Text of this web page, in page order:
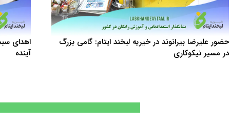
حضور علیرضا بیرانوند در خیریه لبخند ایتام: گامی بزرگ
در مسیر نیکوکاری
اهدای
آینده